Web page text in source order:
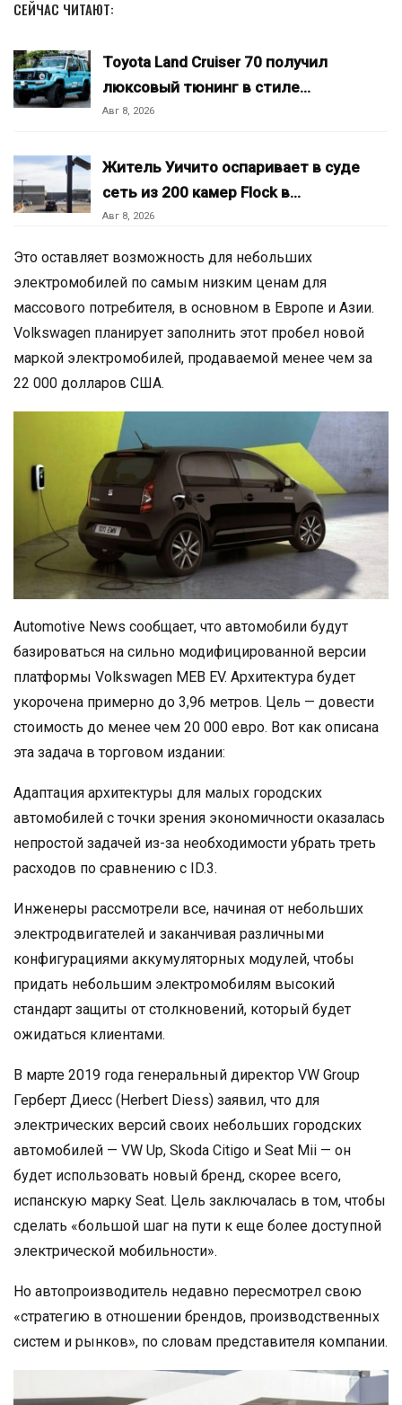
СЕЙЧАС ЧИТАЮТ:
Toyota Land Cruiser 70 получил
люксовый тюнинг в стиле…
Авг 8, 2026
Житель Уичито оспаривает в суде
сеть из 200 камер Flock в…
Авг 8, 2026
Это оставляет возможность для небольших
электромобилей по самым низким ценам для
массового потребителя, в основном в Европе и Азии.
Volkswagen планирует заполнить этот пробел новой
маркой электромобилей, продаваемой менее чем за
22 000 долларов США.
Automotive News сообщает, что автомобили будут
базироваться на сильно модифицированной версии
платформы Volkswagen MEB EV. Архитектура будет
укорочена примерно до 3,96 метров. Цель — довести
стоимость до менее чем 20 000 евро. Вот как описана
эта задача в торговом издании:
Адаптация архитектуры для малых городских
автомобилей с точки зрения экономичности оказалась
непростой задачей из-за необходимости убрать треть
расходов по сравнению с ID.3.
Инженеры рассмотрели все, начиная от небольших
электродвигателей и заканчивая различными
конфигурациями аккумуляторных модулей, чтобы
придать небольшим электромобилям высокий
стандарт защиты от столкновений, который будет
ожидаться клиентами.
В марте 2019 года генеральный директор VW Group
Герберт Диесс (Herbert Diess) заявил, что для
электрических версий своих небольших городских
автомобилей — VW Up, Skoda Citigo и Seat Mii — он
будет использовать новый бренд, скорее всего,
испанскую марку Seat. Цель заключалась в том, чтобы
сделать «большой шаг на пути к еще более доступной
электрической мобильности».
Но автопроизводитель недавно пересмотрел свою
«стратегию в отношении брендов, производственных
систем и рынков», по словам представителя компании.